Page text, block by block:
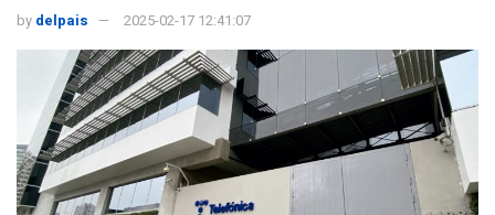
by delpais 2025-02-17 12:41:07